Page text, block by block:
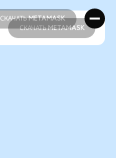
СКАЧАТЬ METAMASK
СКАЧАТЬ METAMASK
СКАЧАТЬ METAMASK